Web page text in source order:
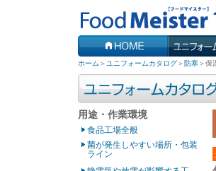
ホーム ＞ ユニフォームカタログ＞防寒 ＞保
用途・作業環境
食品工場全般
菌が発生しやすい場所・包装
ライン